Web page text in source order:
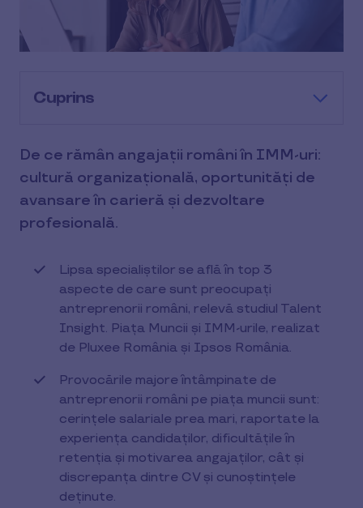
Cuprins
De ce rămân angajații români în IMM-uri:
cultură organizațională, oportunități de
avansare în carieră și dezvoltare
profesională.
Lipsa specialiștilor se află în top 3
aspecte de care sunt preocupați
antreprenorii români, relevă studiul Talent
Insight. Piața Muncii și IMM-urile, realizat
de Pluxee România și Ipsos România.
Provocările majore întâmpinate de
antreprenorii români pe piața muncii sunt:
cerințele salariale prea mari, raportate la
experiența candidaților, dificultățile în
retenția și motivarea angajaților, cât și
discrepanța dintre CV și cunoștințele
deținute.